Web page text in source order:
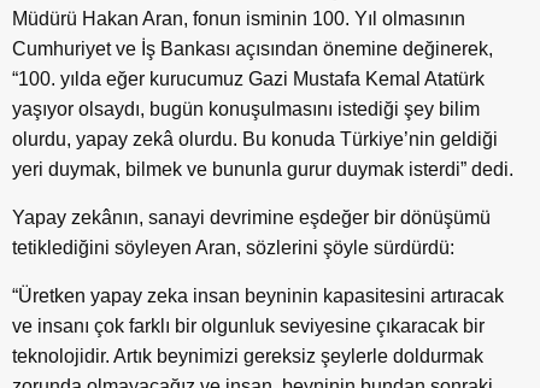
Müdürü Hakan Aran, fonun isminin 100. Yıl olmasının
Cumhuriyet ve İş Bankası açısından önemine değinerek,
“100. yılda eğer kurucumuz Gazi Mustafa Kemal Atatürk
yaşıyor olsaydı, bugün konuşulmasını istediği şey bilim
olurdu, yapay zekâ olurdu. Bu konuda Türkiye’nin geldiği
yeri duymak, bilmek ve bununla gurur duymak isterdi” dedi.
Yapay zekânın, sanayi devrimine eşdeğer bir dönüşümü
tetiklediğini söyleyen Aran, sözlerini şöyle sürdürdü:
“Üretken yapay zeka insan beyninin kapasitesini artıracak
ve insanı çok farklı bir olgunluk seviyesine çıkaracak bir
teknolojidir. Artık beynimizi gereksiz şeylerle doldurmak